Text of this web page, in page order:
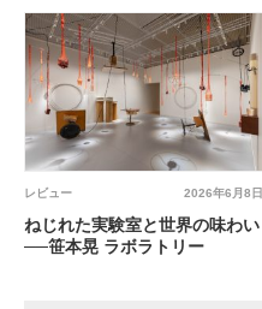
2026年6月8日
レビュー
ねじれた実験室と世界の味わい
──笹本晃 ラボラトリー